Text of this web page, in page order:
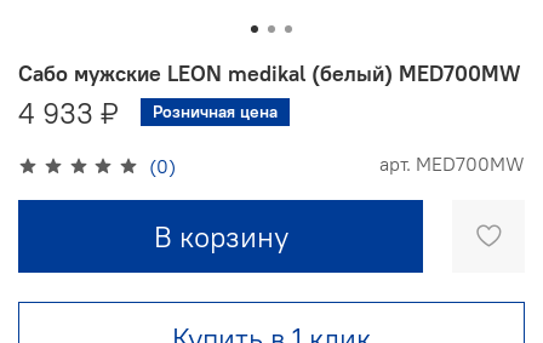
(0) арт. MED700MW
Сабо мужские LEON medikal (белый) MED700MW
4 933 ₽ Розничная цена
В корзину